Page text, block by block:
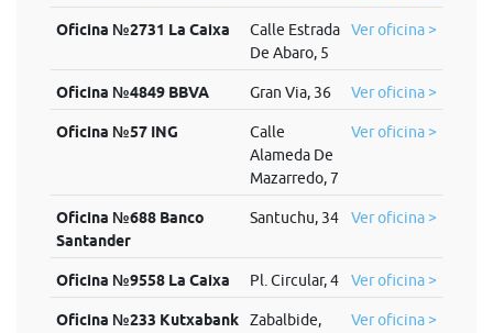
Oficina №2731 La Caixa
Calle Estrada
De Abaro, 5
Ver oficina >
Oficina №4849 BBVA Gran Via, 36 Ver oficina >
Oficina №57 ING
Calle
Alameda De
Mazarredo, 7
Ver oficina >
Oficina №688 Banco
Santander
Santuchu, 34 Ver oficina >
Oficina №9558 La Caixa Pl. Circular, 4 Ver oficina >
Oficina №233 Kutxabank
Zabalbide,
Ver oficina >